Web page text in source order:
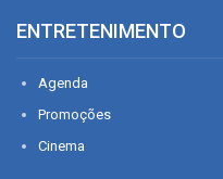
ENTRETENIMENTO
Agenda
Promoções
Cinema